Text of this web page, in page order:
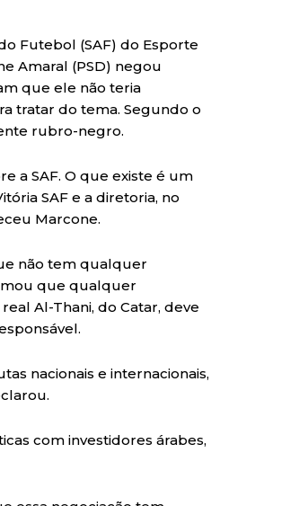
Futebol (SAF) do Esporte
Amaral (PSD) negou
que ele não teria
tratar do tema. Segundo o
rubro-negro.
a SAF. O que existe é um
SAF e a diretoria, no
Marcone.
não tem qualquer
que qualquer
Al-Thani, do Catar, deve
nacionais e internacionais,
com investidores árabes,